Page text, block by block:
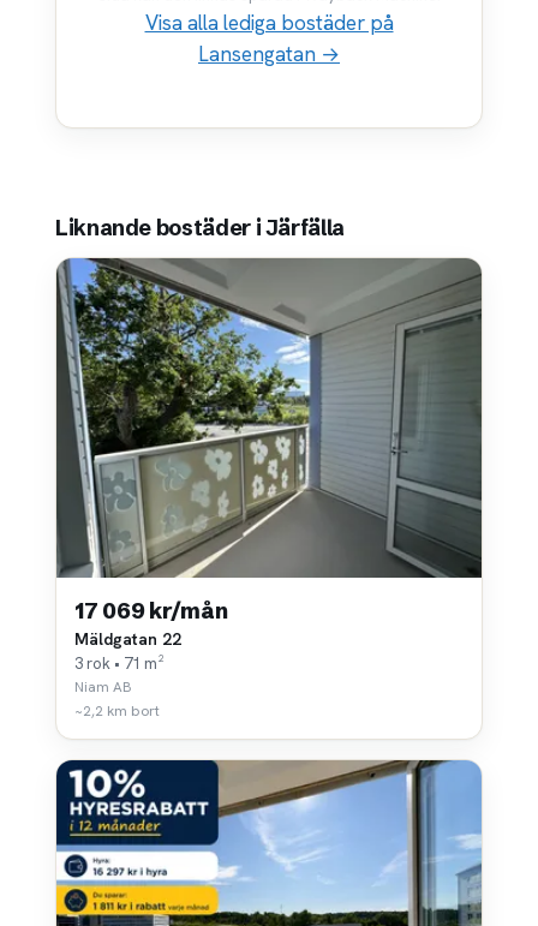
Visa alla lediga bostäder på
Lansengatan →
Liknande bostäder i Järfälla
17 069 kr/mån
Mäldgatan 22
3 rok • 71 m²
Niam AB
~2,2 km bort